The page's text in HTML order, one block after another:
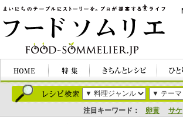
注目キーワード： 卵黄 サケ